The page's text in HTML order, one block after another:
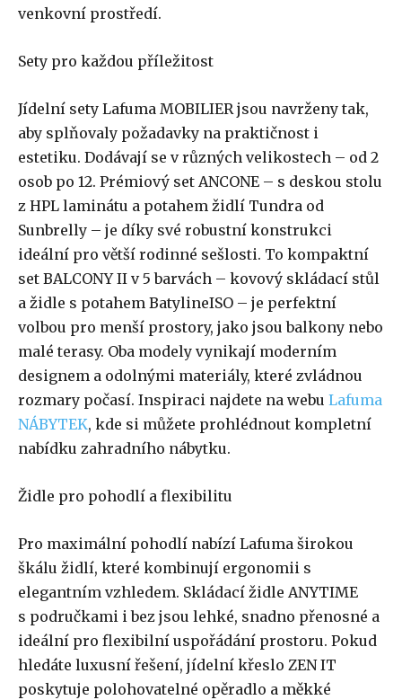
venkovní prostředí.
Sety pro každou příležitost
Jídelní sety Lafuma MOBILIER jsou navrženy tak,
aby splňovaly požadavky na praktičnost i
estetiku. Dodávají se v různých velikostech – od 2
osob po 12. Prémiový set ANCONE – s deskou stolu
z HPL laminátu a potahem židlí Tundra od
Sunbrelly – je díky své robustní konstrukci
ideální pro větší rodinné sešlosti. To kompaktní
set BALCONY II v 5 barvách – kovový skládací stůl
a židle s potahem BatylineISO – je perfektní
volbou pro menší prostory, jako jsou balkony nebo
malé terasy. Oba modely vynikají moderním
designem a odolnými materiály, které zvládnou
rozmary počasí. Inspiraci najdete na webu Lafuma
NÁBYTEK, kde si můžete prohlédnout kompletní
nabídku zahradního nábytku.
Židle pro pohodlí a flexibilitu
Pro maximální pohodlí nabízí Lafuma širokou
škálu židlí, které kombinují ergonomii s
elegantním vzhledem. Skládací židle ANYTIME
s područkami i bez jsou lehké, snadno přenosné a
ideální pro flexibilní uspořádání prostoru. Pokud
hledáte luxusní řešení, jídelní křeslo ZEN IT
poskytuje polohovatelné opěradlo a měkké